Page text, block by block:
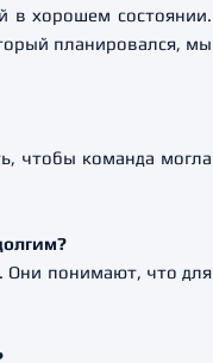
в хорошем состоянии.
планировался, мы
чтобы команда могла
Они понимают, что для